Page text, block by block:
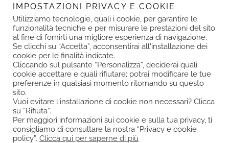
IMPOSTAZIONI PRIVACY E COOKIE
Utilizziamo tecnologie, quali i cookie, per garantire le
funzionalità tecniche e per misurare le prestazioni del sito
al fine di fornirti una migliore esperienza di navigazione.
Se clicchi su “Accetta”, acconsentirai all'installazione dei
cookie per le finalità indicate.
Cliccando sul pulsante “Personalizza”, deciderai quali
cookie accettare e quali rifiutare; potrai modificare le tue
preferenze in qualsiasi momento ritornando su questo
sito.
Vuoi evitare l'installazione di cookie non necessari? Clicca
su “Rifiuta”.
Per maggiori informazioni sui cookie e sulla tua privacy, ti
consigliamo di consultare la nostra “Privacy e cookie
policy”. Clicca qui per saperne di più